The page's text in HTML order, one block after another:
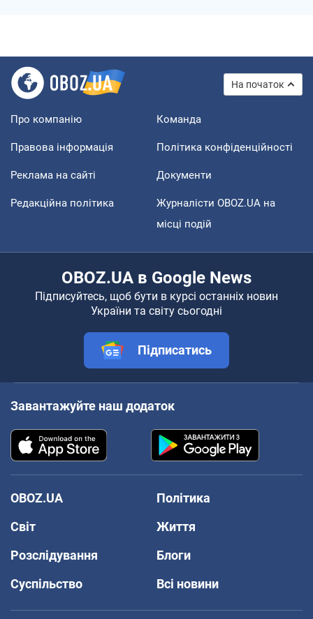
На початок
Про компанію Команда
Правова інформація Політика конфіденційності
Реклама на сайті Документи
Редакційна політика
Журналісти OBOZ.UA на
місці подій
OBOZ.UA в Google News
Підписуйтесь, щоб бути в курсі останніх новин
України та світу сьогодні
Підписатись
Завантажуйте наш додаток
OBOZ.UA
Політика
Світ
Життя
Розслідування
Блоги
Суспільство
Всі новини